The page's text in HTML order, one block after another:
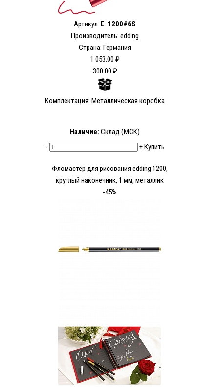
Артикул: E-1200#6S
Производитель: edding
Страна: Германия
1 053.00 ₽
300.00 ₽
Комплектация: Металлическая коробка
Наличие: Склад (МСК)
-
+Купить
Фломастер для рисования edding 1200,
круглый наконечник, 1 мм, металлик
-45%